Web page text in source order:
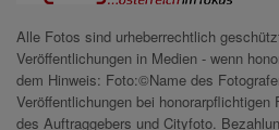
Alle Fotos sind urheberrechtlich
Veröffentlichungen in Medien - wenn
dem Hinweis: Foto:©Name des
Veröffentlichungen bei
des Auftraggebers und Cityfoto.